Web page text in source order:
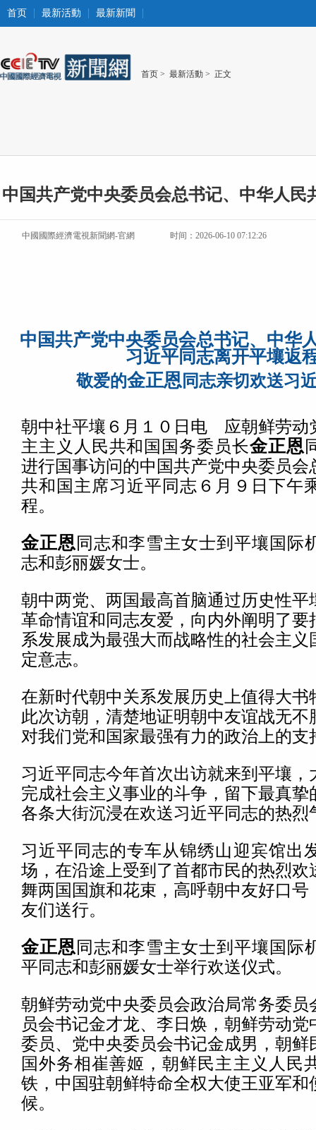
首页 最新活動 最新新聞
首页 > 最新活動 > 正文
中国共产党中央委员会总书记、中华人民
中國國際經濟電視新聞網-官網 时间：2026-06-10 07:12:26
中国共产党中央委员会总书记、中华
习近平同志离开平壤返
敬爱的金正恩同志亲切欢送习
朝中社平壤６月１０日电 应朝鲜劳动
主主义人民共和国国务委员长金正恩
进行国事访问的中国共产党中央委员会
共和国主席习近平同志６月９日下午
程。
金正恩同志和李雪主女士到平壤国际
志和彭丽媛女士。
朝中两党、两国最高首脑通过历史性平
革命情谊和同志友爱，向内外阐明了要
系发展成为最强大而战略性的社会主义
定意志。
在新时代朝中关系发展历史上值得大书
此次访朝，清楚地证明朝中友谊战无不
对我们党和国家最强有力的政治上的支
习近平同志今年首次出访就来到平壤，
完成社会主义事业的斗争，留下最真挚
各条大街沉浸在欢送习近平同志的热烈
习近平同志的专车从锦绣山迎宾馆出
场，在沿途上受到了首都市民的热烈欢
舞两国国旗和花束，高呼朝中友好口号
友们送行。
金正恩同志和李雪主女士到平壤国际
平同志和彭丽媛女士举行欢送仪式。
朝鲜劳动党中央委员会政治局常务委员
员会书记金才龙、李日焕，朝鲜劳动
委员、党中央委员会书记金成男，朝鲜
国外务相崔善姬，朝鲜民主主义人民
铁，中国驻朝鲜特命全权大使王亚军和
候。